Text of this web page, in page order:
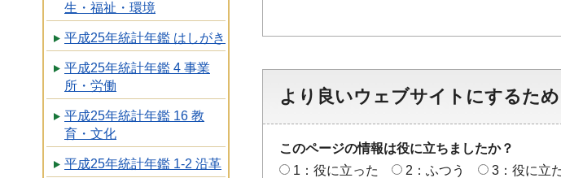
生・福祉・環境
平成25年統計年鑑 はしがき
平成25年統計年鑑 4 事業
所・労働
平成25年統計年鑑 16 教
育・文化
平成25年統計年鑑 1-2 沿革
より良いウェブサイトにするた
このページの情報は役に立ちましたか？
1：役に立った
2：ふつう
3：役に立